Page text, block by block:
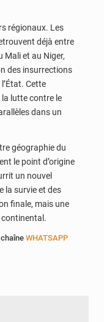
régionaux. Les
déjà entre
Mali et au Niger,
des insurrections
Cette
lutte contre le
dans un
géographie du
le point d’origine
un nouvel
la survie et des
finale, mais une
continental.
WHATSAPP